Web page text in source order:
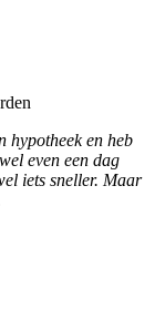
hypotheek en heb
even een dag
iets sneller. Maar